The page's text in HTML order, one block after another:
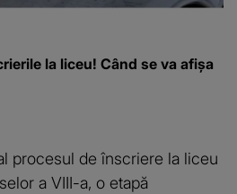
la liceu! Când se va afișa
procesul de înscriere la liceu
a VIII-a, o etapă